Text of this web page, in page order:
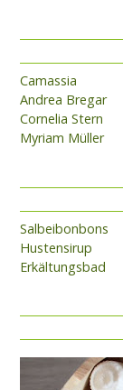
Camassia
Andrea Bregar
Cornelia Stern
Myriam Müller
Salbeibonbons
Hustensirup
Erkältungsbad